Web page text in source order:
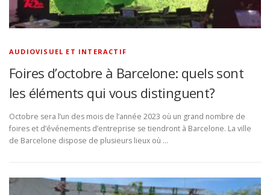
AUDIOVISUEL ET INTERACTIF
Foires d’octobre à Barcelone: quels sont
les éléments qui vous distinguent?
Octobre sera l’un des mois de l’année 2023 où un grand nombre de
foires et d’événements d’entreprise se tiendront à Barcelone. La ville
de Barcelone dispose de plusieurs lieux où …